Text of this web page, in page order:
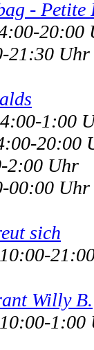
- Petite
21:30 Uhr
1:00
2:00 Uhr
00:00 Uhr
sich
10:00-
Willy B.
10:00-1:00